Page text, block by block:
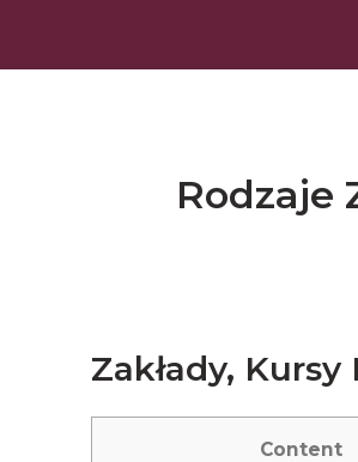
Rodzaje
Zakłady,
Content